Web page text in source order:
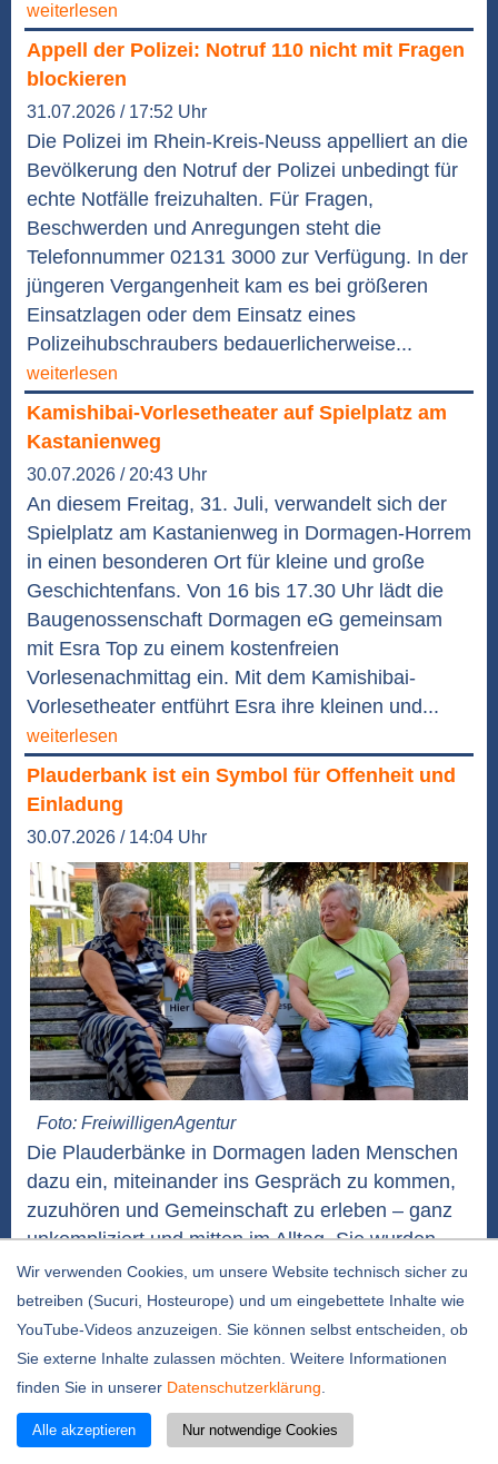
Wir verwenden Cookies, um unsere Website technisch sicher zu
betreiben (Sucuri, Hosteurope) und um eingebettete Inhalte wie
YouTube-Videos anzuzeigen. Sie können selbst entscheiden, ob
Sie externe Inhalte zulassen möchten. Weitere Informationen
finden Sie in unserer Datenschutzerklärung
Alle akzeptieren Nur notwendige Cookies
weiterlesen
Appell der Polizei: Notruf 110 nicht mit Fragen
blockieren
31.07.2026 / 17:52 Uhr
Die Polizei im Rhein-Kreis-Neuss appelliert an die
Bevölkerung den Notruf der Polizei unbedingt für
echte Notfälle freizuhalten. Für Fragen,
Beschwerden und Anregungen steht die
Telefonnummer 02131 3000 zur Verfügung. In der
jüngeren Vergangenheit kam es bei größeren
Einsatzlagen oder dem Einsatz eines
Polizeihubschraubers bedauerlicherweise...
weiterlesen
Kamishibai-Vorlesetheater auf Spielplatz am
Kastanienweg
30.07.2026 / 20:43 Uhr
An diesem Freitag, 31. Juli, verwandelt sich der
Spielplatz am Kastanienweg in Dormagen-Horrem
in einen besonderen Ort für kleine und große
Geschichtenfans. Von 16 bis 17.30 Uhr lädt die
Baugenossenschaft Dormagen eG gemeinsam
mit Esra Top zu einem kostenfreien
Vorlesenachmittag ein. Mit dem Kamishibai-
Vorlesetheater entführt Esra ihre kleinen und...
weiterlesen
Plauderbank ist ein Symbol für Offenheit und
Einladung
30.07.2026 / 14:04 Uhr
Foto: FreiwilligenAgentur
Die Plauderbänke in Dormagen laden Menschen
dazu ein, miteinander ins Gespräch zu kommen,
zuzuhören und Gemeinschaft zu erleben – ganz
unkompliziert und mitten im Alltag. Sie wurden
vom Seniorenbeirat und der FreiwilligenAgentur
ins Leben gerufen. Für zwei Standorte (Horremer
Dorfanger und am Endres-Brunnen, Ecke
Römerstraße / Marktstraße)...weiterlesen
D`Art: Eine Chance für ambitionierte Kreative
und Neulinge